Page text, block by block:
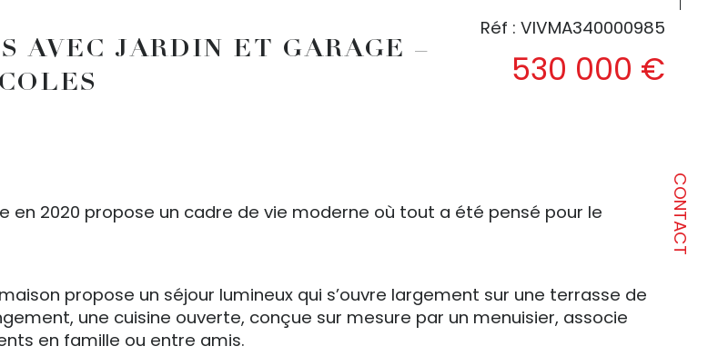
CONTACT
AVEC JARDIN ET GARAGE –
Réf : VIVMA340000985
530 000 €
2020 propose un cadre de vie moderne où tout a été pensé pour le
propose un séjour lumineux qui s’ouvre largement sur une terrasse de
une cuisine ouverte, conçue sur mesure par un menuisier, associe
en famille ou entre amis.